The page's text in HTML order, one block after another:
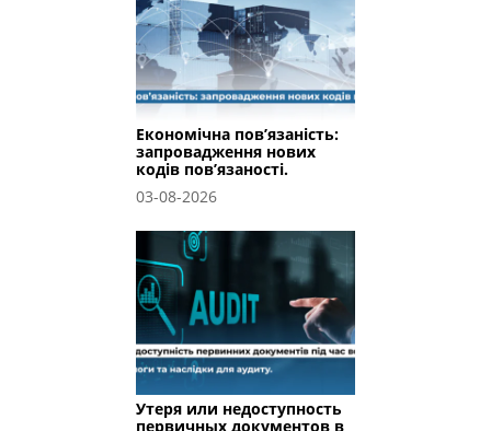
Економічна пов’язаність:
запровадження нових
кодів пов’язаності.
03-08-2026
Утеря или недоступность
первичных документов в